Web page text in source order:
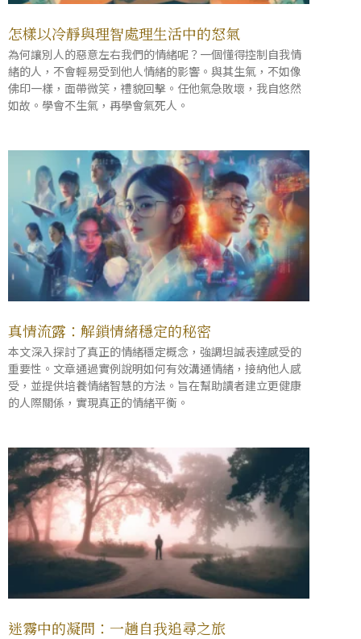
怎樣以冷靜與理智處理生活中的怒氣
為何讓別人的惡意左右我們的情緒呢？一個懂得控制自我情
緒的人，不會輕易受到他人情緒的影響。與其生氣，不如像
佛印一樣，面帶微笑，禮貌回擊。任他氣急敗壞，我自悠然
如故。學會不生氣，再學會氣死人。
真情流露：解鎖情緒穩定的秘密
本文深入探討了真正的情緒穩定概念，強調坦誠表達感受的
重要性。文章通過實例說明如何有效溝通情緒，接納他人感
受，並提供培養情緒智慧的方法。旨在幫助讀者建立更健康
的人際關係，實現真正的情緒平衡。
迷霧中的凝問：一趟自我追尋之旅